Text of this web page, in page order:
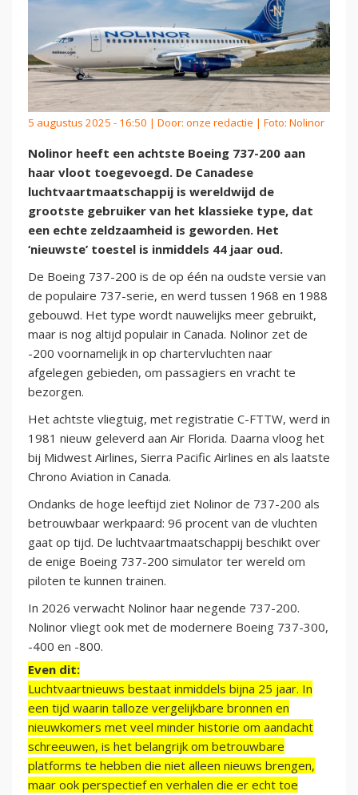
5 augustus 2025 - 16:50 | Door: onze redactie | Foto: Nolinor
Nolinor heeft een achtste Boeing 737-200 aan
haar vloot toegevoegd. De Canadese
luchtvaartmaatschappij is wereldwijd de
grootste gebruiker van het klassieke type, dat
een echte zeldzaamheid is geworden. Het
‘nieuwste’ toestel is inmiddels 44 jaar oud.
De Boeing 737-200 is de op één na oudste versie van
de populaire 737-serie, en werd tussen 1968 en 1988
gebouwd. Het type wordt nauwelijks meer gebruikt,
maar is nog altijd populair in Canada. Nolinor zet de
-200 voornamelijk in op chartervluchten naar
afgelegen gebieden, om passagiers en vracht te
bezorgen.
Het achtste vliegtuig, met registratie C-FTTW, werd in
1981 nieuw geleverd aan Air Florida. Daarna vloog het
bij Midwest Airlines, Sierra Pacific Airlines en als laatste
Chrono Aviation in Canada.
Ondanks de hoge leeftijd ziet Nolinor de 737-200 als
betrouwbaar werkpaard: 96 procent van de vluchten
gaat op tijd. De luchtvaartmaatschappij beschikt over
de enige Boeing 737-200 simulator ter wereld om
piloten te kunnen trainen.
In 2026 verwacht Nolinor haar negende 737-200.
Nolinor vliegt ook met de modernere Boeing 737-300,
-400 en -800.
Even dit:
Luchtvaartnieuws bestaat inmiddels bijna 25 jaar. In
een tijd waarin talloze vergelijkbare bronnen en
nieuwkomers met veel minder historie om aandacht
schreeuwen, is het belangrijk om betrouwbare
platforms te hebben die niet alleen nieuws brengen,
maar ook perspectief en verhalen die er echt toe